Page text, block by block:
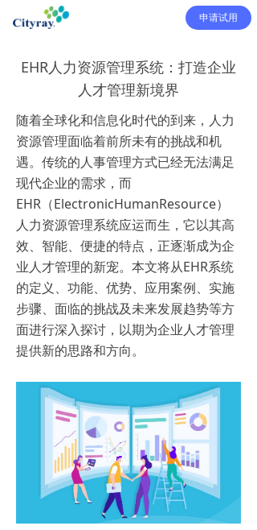
申请试用
EHR人力资源管理系统：打造企业
人才管理新境界
随着全球化和信息化时代的到来，人力
资源管理面临着前所未有的挑战和机
遇。传统的人事管理方式已经无法满足
现代企业的需求，而
EHR（ElectronicHumanResource）
人力资源管理系统应运而生，它以其高
效、智能、便捷的特点，正逐渐成为企
业人才管理的新宠。本文将从EHR系统
的定义、功能、优势、应用案例、实施
步骤、面临的挑战及未来发展趋势等方
面进行深入探讨，以期为企业人才管理
提供新的思路和方向。